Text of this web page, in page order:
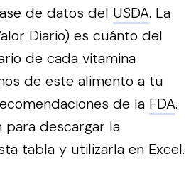
de datos del USDA. La
Diario) es cuánto del
de cada vitamina
de este alimento a tu
de la FDA.
para descargar la
tabla y utilizarla en Excel.